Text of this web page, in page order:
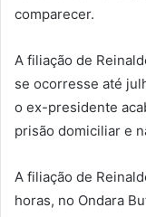
comparecer.
A filiação de
se ocorresse até
o ex-presidente
prisão domiciliar e
A filiação de
horas, no Ondara